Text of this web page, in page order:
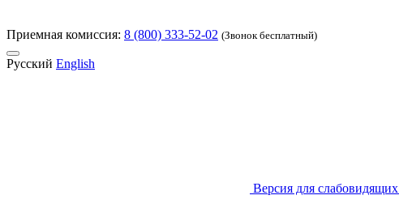
Приемная комиссия: 8 (800) 333-52-02 (Звонок бесплатный)
Русский English
Версия для слабовидящих